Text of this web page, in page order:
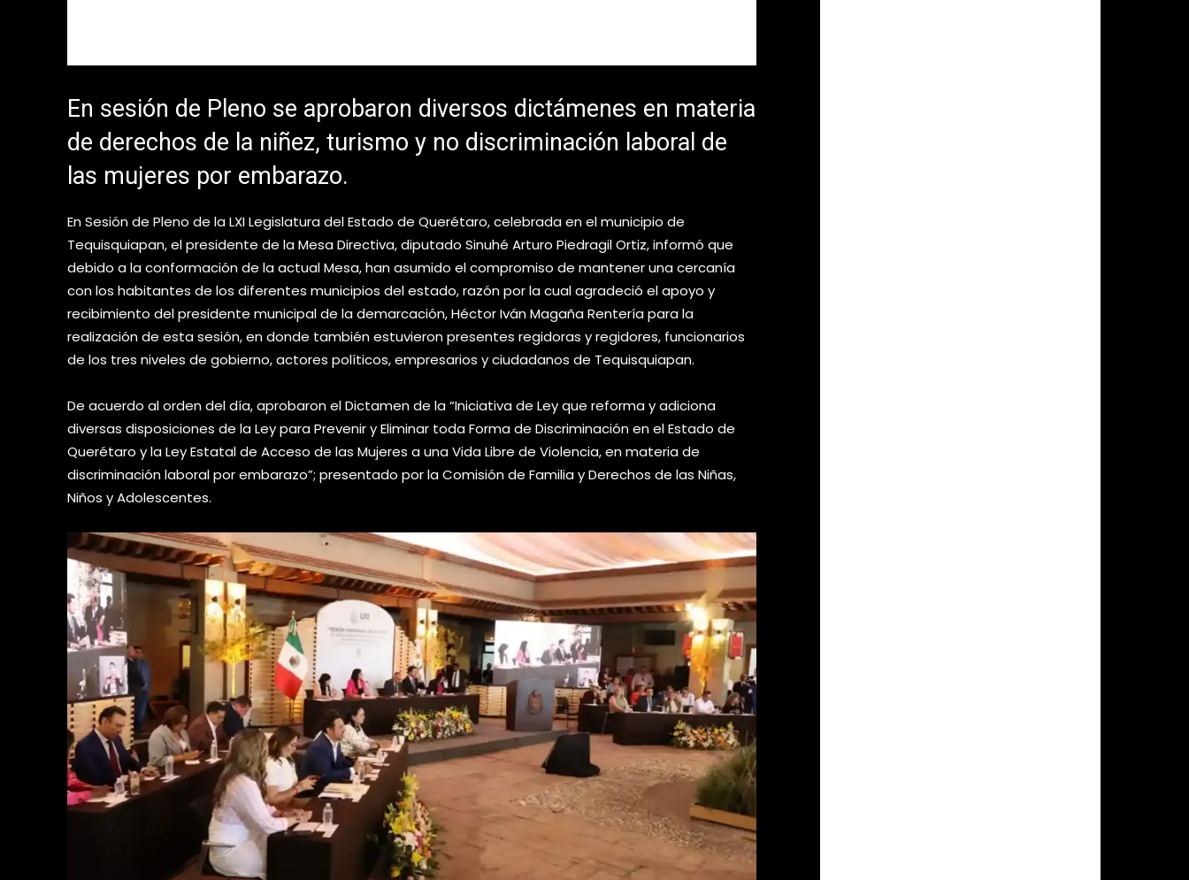
En sesión de Pleno se aprobaron diversos dictámenes en materia
de derechos de la niñez, turismo y no discriminación laboral de
las mujeres por embarazo.
En Sesión de Pleno de la LXI Legislatura del Estado de Querétaro, celebrada en el municipio de
Tequisquiapan, el presidente de la Mesa Directiva, diputado Sinuhé Arturo Piedragil Ortiz, informó que
debido a la conformación de la actual Mesa, han asumido el compromiso de mantener una cercanía
con los habitantes de los diferentes municipios del estado, razón por la cual agradeció el apoyo y
recibimiento del presidente municipal de la demarcación, Héctor Iván Magaña Rentería para la
realización de esta sesión, en donde también estuvieron presentes regidoras y regidores, funcionarios
de los tres niveles de gobierno, actores políticos, empresarios y ciudadanos de Tequisquiapan.
De acuerdo al orden del día, aprobaron el Dictamen de la “Iniciativa de Ley que reforma y adiciona
diversas disposiciones de la Ley para Prevenir y Eliminar toda Forma de Discriminación en el Estado de
Querétaro y la Ley Estatal de Acceso de las Mujeres a una Vida Libre de Violencia, en materia de
discriminación laboral por embarazo”; presentado por la Comisión de Familia y Derechos de las Niñas,
Niños y Adolescentes.